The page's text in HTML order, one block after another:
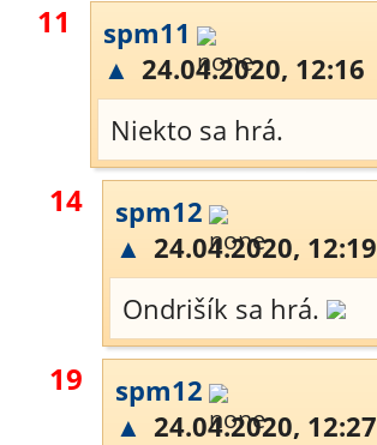
11
spm11
▲ 24.04.2020, 12:16
Niekto sa hrá.
14
spm12
▲ 24.04.2020, 12:19
Ondrišík sa hrá.
19
spm12
▲ 24.04.2020, 12:27